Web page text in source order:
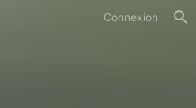
Connexion